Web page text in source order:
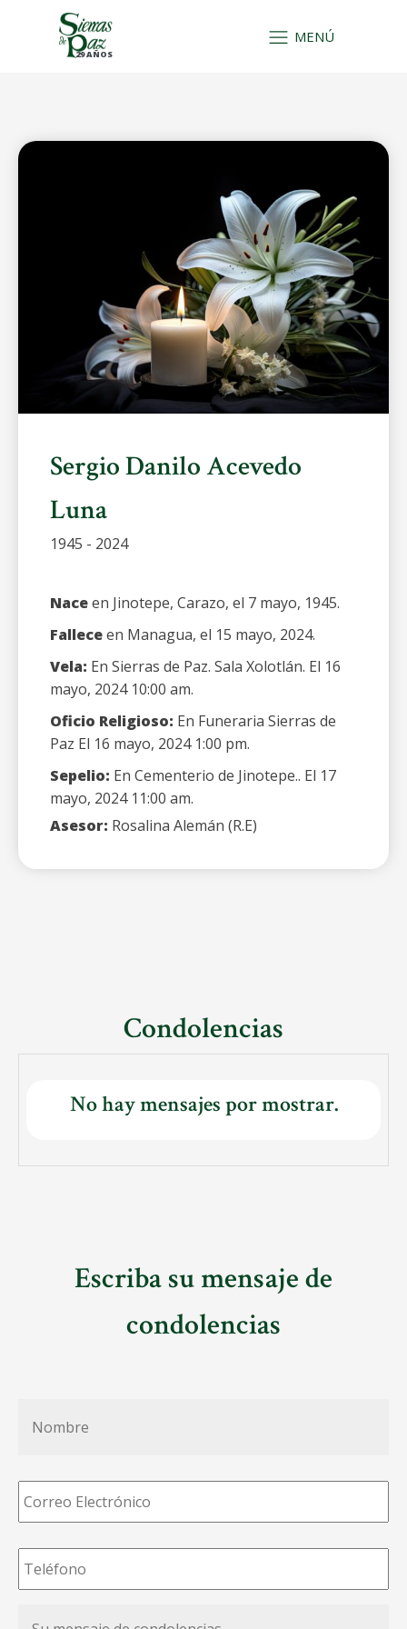
29 AÑOS
MENÚ
Sergio Danilo Acevedo
Luna
1945 - 2024
Naceen Jinotepe, Carazo, el 7 mayo, 1945.
Falleceen Managua, el 15 mayo, 2024.
Vela: En Sierras de Paz. Sala Xolotlán. El 16
mayo, 2024 10:00 am.
Oficio Religioso: En Funeraria Sierras de
Paz El 16 mayo, 2024 1:00 pm.
Sepelio: En Cementerio de Jinotepe.. El 17
mayo, 2024 11:00 am.
Asesor: Rosalina Alemán (R.E)
Condolencias
No hay mensajes por mostrar.
Escriba su mensaje de
condolencias
Correo
Electrónico *
Teléfono *